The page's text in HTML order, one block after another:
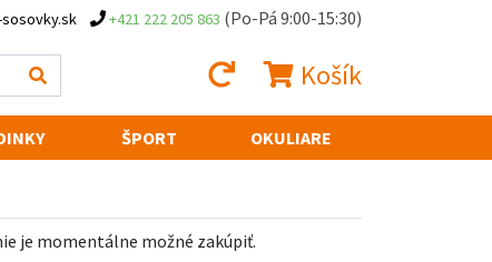
+421 222 205 863 (Po-Pá 9:00-15:30)
Košík
ŠPORT OKULIARE
je momentálne možné zakúpiť.